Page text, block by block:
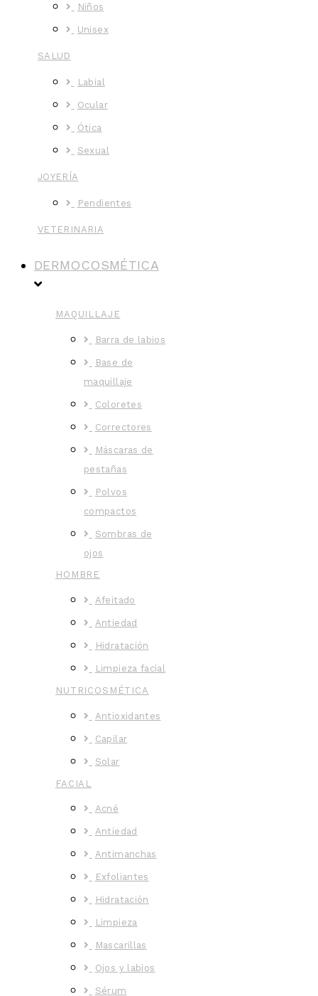
Niños
Unisex
SALUD
Labial
Ocular
Ótica
Sexual
JOYERÍA
Pendientes
VETERINARIA
DERMOCOSMÉTICA
MAQUILLAJE
Barra de labios
Base de
maquillaje
Coloretes
Correctores
Máscaras de
pestañas
Polvos
compactos
Sombras de
ojos
HOMBRE
Afeitado
Antiedad
Hidratación
Limpieza facial
NUTRICOSMÉTICA
Antioxidantes
Capilar
Solar
FACIAL
Acné
Antiedad
Antimanchas
Exfoliantes
Hidratación
Limpieza
Mascarillas
Ojos y labios
Sérum